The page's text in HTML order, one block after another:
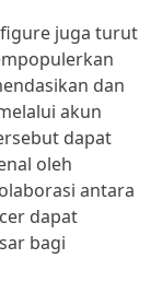
juga turut
dan
akun
dapat
oleh
antara
dapat
bagi